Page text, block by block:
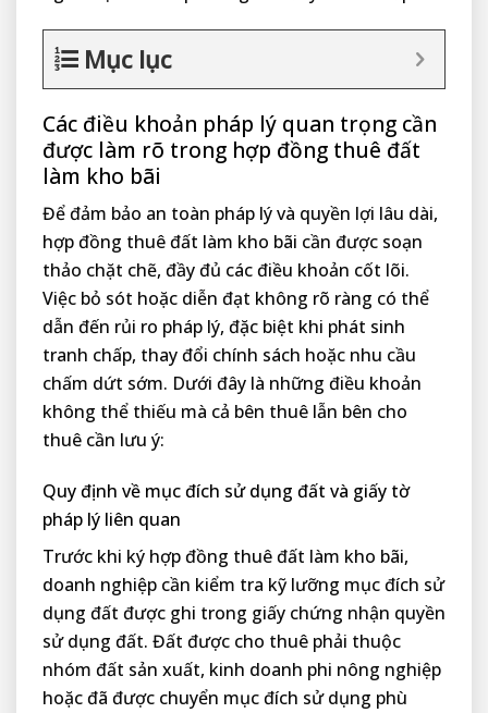
Mục lục
Các điều khoản pháp lý quan trọng cần
được làm rõ trong hợp đồng thuê đất
làm kho bãi
Để đảm bảo an toàn pháp lý và quyền lợi lâu dài,
hợp đồng thuê đất làm kho bãi cần được soạn
thảo chặt chẽ, đầy đủ các điều khoản cốt lõi.
Việc bỏ sót hoặc diễn đạt không rõ ràng có thể
dẫn đến rủi ro pháp lý, đặc biệt khi phát sinh
tranh chấp, thay đổi chính sách hoặc nhu cầu
chấm dứt sớm. Dưới đây là những điều khoản
không thể thiếu mà cả bên thuê lẫn bên cho
thuê cần lưu ý:
Quy định về mục đích sử dụng đất và giấy tờ
pháp lý liên quan
Trước khi ký hợp đồng thuê đất làm kho bãi,
doanh nghiệp cần kiểm tra kỹ lưỡng mục đích sử
dụng đất được ghi trong giấy chứng nhận quyền
sử dụng đất. Đất được cho thuê phải thuộc
nhóm đất sản xuất, kinh doanh phi nông nghiệp
hoặc đã được chuyển mục đích sử dụng phù